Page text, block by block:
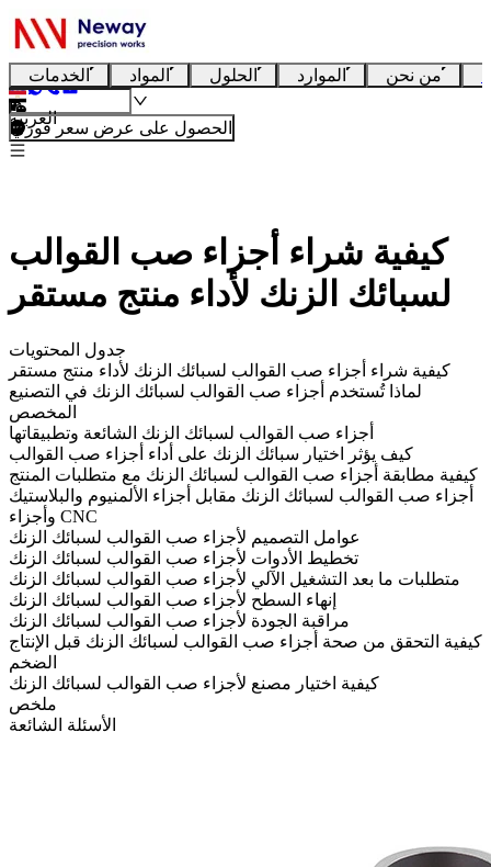
الخدمات المواد الحلول الموارد من نحن
العربية
الحصول على عرض سعر فوري
كيفية شراء أجزاء صب القوالب
لسبائك الزنك لأداء منتج مستقر
جدول المحتويات
كيفية شراء أجزاء صب القوالب لسبائك الزنك لأداء منتج مستقر
لماذا تُستخدم أجزاء صب القوالب لسبائك الزنك في التصنيع
المخصص
أجزاء صب القوالب لسبائك الزنك الشائعة وتطبيقاتها
كيف يؤثر اختيار سبائك الزنك على أداء أجزاء صب القوالب
كيفية مطابقة أجزاء صب القوالب لسبائك الزنك مع متطلبات المنتج
أجزاء صب القوالب لسبائك الزنك مقابل أجزاء الألمنيوم والبلاستيك
وأجزاء CNC
عوامل التصميم لأجزاء صب القوالب لسبائك الزنك
تخطيط الأدوات لأجزاء صب القوالب لسبائك الزنك
متطلبات ما بعد التشغيل الآلي لأجزاء صب القوالب لسبائك الزنك
إنهاء السطح لأجزاء صب القوالب لسبائك الزنك
مراقبة الجودة لأجزاء صب القوالب لسبائك الزنك
كيفية التحقق من صحة أجزاء صب القوالب لسبائك الزنك قبل الإنتاج
الضخم
كيفية اختيار مصنع لأجزاء صب القوالب لسبائك الزنك
ملخص
الأسئلة الشائعة